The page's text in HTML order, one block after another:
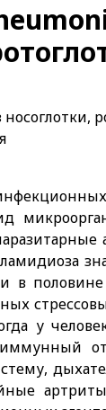
носоглотки,
в
у
иммунный